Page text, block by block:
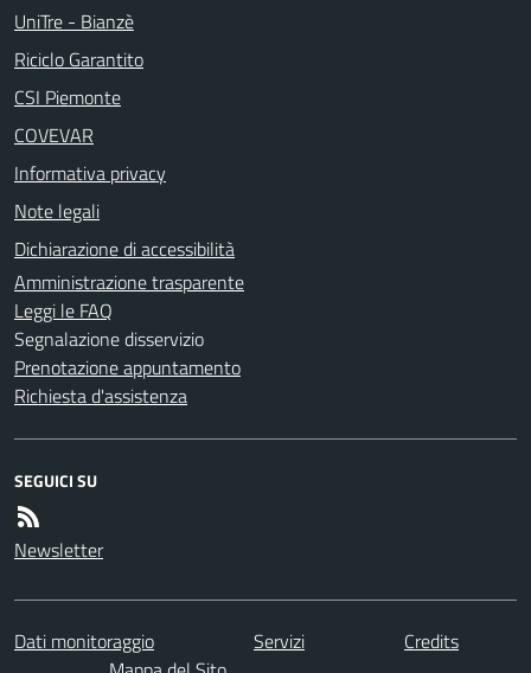
UniTre - Bianzè
Riciclo Garantito
CSI Piemonte
COVEVAR
Informativa privacy
Note legali
Dichiarazione di accessibilità
Amministrazione trasparente
Leggi le FAQ
Segnalazione disservizio
Prenotazione appuntamento
Richiesta d'assistenza
SEGUICI SU
Newsletter
Dati monitoraggio Servizi
Credits